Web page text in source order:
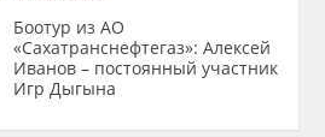
Боотур из АО
«Сахатранснефтегаз»: Алексей
Иванов – постоянный участник
Игр Дыгына